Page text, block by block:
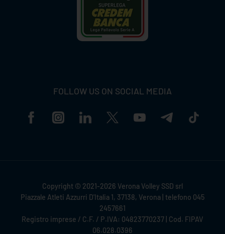
FOLLOW US ON SOCIAL MEDIA
Copyright © 2021-2026 Verona Volley SSD srl
Piazzale Atleti Azzurri D'Italia 1, 37138, Verona | telefono 045
2457661
Registro imprese / C.F. / P.IVA: 04823770237 | Cod. FIPAV
06.028.0396